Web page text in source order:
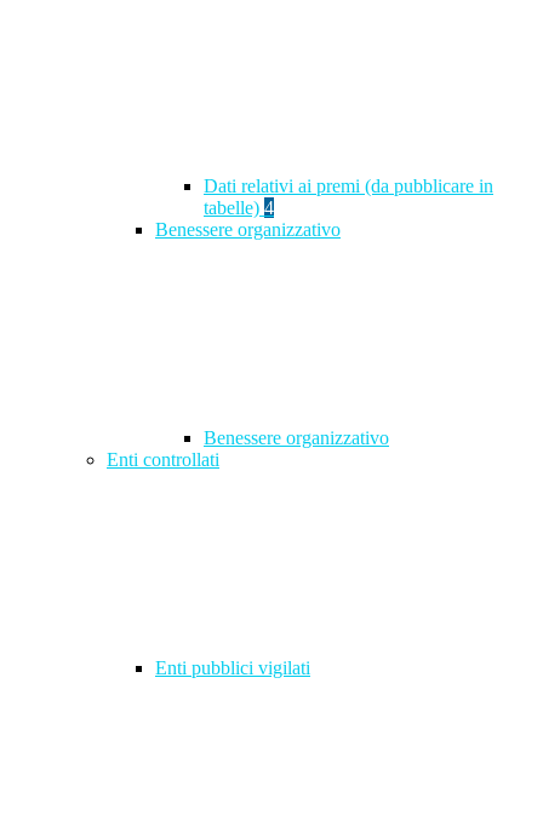
Dati relativi ai premi (da pubblicare in
tabelle) 4
Benessere organizzativo
Benessere organizzativo
Enti controllati
Enti pubblici vigilati